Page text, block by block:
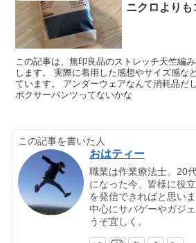
ニクロより
この記事は、無印良品のストレッチ天竺編
します。 実際に着用した感想やサイズ感な
ています。 アンダーウェアなんて消耗品だ
ボクサーパンツってないかな
この記事を書いた人
おはティー
職業は作業療法士。20
になった今、皆様に役
を発信できればと思い
中心にサバゲーやガジ
うぞ宜しく。